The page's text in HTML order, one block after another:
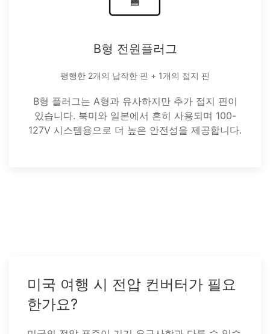
B형 전원플러그
평행한 2개의 납작한 핀 + 1개의 접지 핀
B형 플러그는 A형과 유사하지만 추가 접지 핀이
있습니다. 북미와 일본에서 흔히 사용되며 100-
127V 시스템용으로 더 높은 안전성을 제공합니다.
미국 여행 시 전압 컨버터가 필요
한가요?